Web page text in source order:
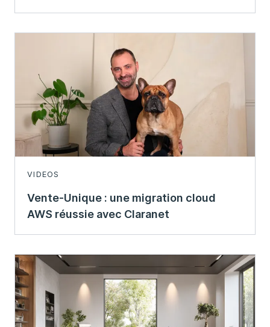
VIDEOS
Vente-Unique : une migration cloud
AWS réussie avec Claranet